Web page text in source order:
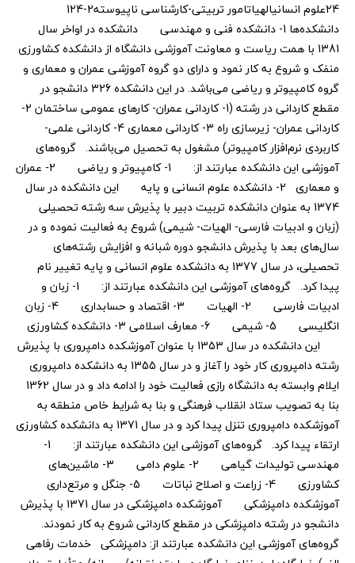
دانشکده‌ها 1- دانشکده فنی و مهندسی دانشکده در اواخر سال
1381 با همت ریاست و معاونت آموزشی دانشگاه از دانشکده کشاورزی
منفک و شروع به کار نمود و دارای دو گروه آموزشی عمران و معماری و
گروه کامپیوتر و ریاضی می‌باشد. در این دانشکده 326 دانشجو در
مقطع کاردانی در رشته (1- کاردانی عمران- کارهای عمومی ساختمان 2-
کاردانی عمران- زیرسازی راه 3- کاردانی معماری 4- کاردانی علمی-
کاربردی نرم‌افزار کامپیوتر) مشغول به تحصیل می‌باشند. گروه‌های
آموزشی این دانشکده عبارتند از: 1- کامپیوتر و ریاضی 2- عمران
و معماری 2- دانشکده علوم انسانی و پایه این دانشکده در سال
1374 به عنوان دانشکده تربیت دبیر با پذیرش سه رشته تحصیلی
(زبان و ادبیات فارسی- الهیات- شیمی) شروع به فعالیت نموده و در
سال‌های بعد با پذیرش دانشجو دوره شبانه و افزایش رشته‌های
تحصیلی، در سال 1377 به دانشکده علوم انسانی و پایه تغییر نام
پیدا کرد. گروه‌های آموزشی این دانشکده عبارتند از: 1- زبان و
ادبیات فارسی 2- الهیات 3- اقتصاد و حسابداری 4- زبان
انگلیسی 5- شیمی 6- معارف اسلامی 3- دانشکده کشاورزی
این دانشکده در سال 1353 با عنوان آموزشکده دامپروری با پذیرش
رشته دامپروری کار خود را آغاز و در سال 1355 به دانشکده دامپروری
ایلام وابسته به دانشگاه رازی فعالیت خود را ادامه داد و در سال 1362
بنا به تصویب ستاد انقلاب فرهنگی و بنا به شرایط خاص منطقه به
آموزشکده دامپروری تنزل پیدا کرد و در سال 1371 به دانشکده کشاورزی
ارتقاء پیدا کرد. گروه‌های آموزشی این دانشکده عبارتند از: 1-
مهندسی تولیدات گیاهی 2- علوم دامی 3- ماشین‌های
کشاورزی 4- زراعت و اصلاح نباتات 5- جنگل و مرتع‌داری
آموزشکده دامپزشکی آموزشکده دامپزشکی در سال 1371 با پذیرش
دانشجو در رشته دامپزشکی در مقطع کاردانی شروع به کار نمودند.
گروه‌های آموزشی این دانشکده عبارتند از: دامپزشکی خدمات رفاهی